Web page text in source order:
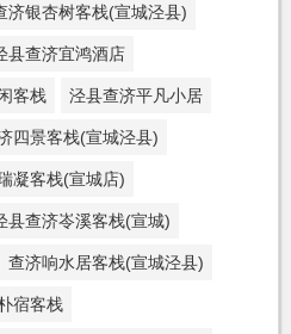
济银杏树客栈(宣城泾县)
县查济宜鸿酒店
客栈 泾县查济平凡小居
四景客栈(宣城泾县)
凝客栈(宣城店)
县查济岺溪客栈(宣城)
查济响水居客栈(宣城泾县)
宿客栈